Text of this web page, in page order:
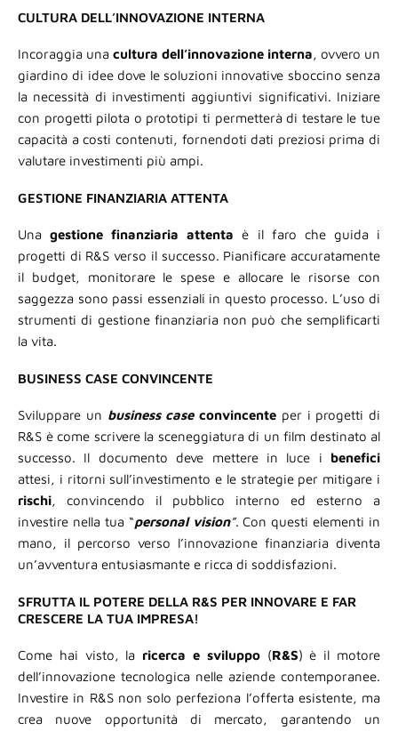
CULTURA DELL’INNOVAZIONE INTERNA
Incoraggia una cultura dell’innovazione interna, ovvero un
giardino di idee dove le soluzioni innovative sboccino senza
la necessità di investimenti aggiuntivi significativi. Iniziare
con progetti pilota o prototipi ti permetterà di testare le tue
capacità a costi contenuti, fornendoti dati preziosi prima di
valutare investimenti più ampi.
GESTIONE FINANZIARIA ATTENTA
Unagestione finanziaria attenta è il faro che guida i
progetti di R&S verso il successo. Pianificare accuratamente
il budget, monitorare le spese e allocare le risorse con
saggezza sono passi essenziali in questo processo. L’uso di
strumenti di gestione finanziaria non può che semplificarti
la vita.
BUSINESS CASE CONVINCENTE
Sviluppare un business caseconvincente per i progetti di
R&S è come scrivere la sceneggiatura di un film destinato al
successo. Il documento deve mettere in luce i benefici
attesi, i ritorni sull’investimento e le strategie per mitigare i
rischi, convincendo il pubblico interno ed esterno a
investire nella tua “personal vision”. Con questi elementi in
mano, il percorso verso l’innovazione finanziaria diventa
un’avventura entusiasmante e ricca di soddisfazioni.
SFRUTTA IL POTERE DELLA R&S PER INNOVARE E FAR
CRESCERE LA TUA IMPRESA!
Come hai visto, la ricerca e sviluppo(R&S) è il motore
dell’innovazione tecnologica nelle aziende contemporanee.
Investire in R&S non solo perfeziona l’offerta esistente, ma
crea nuove opportunità di mercato, garantendo un